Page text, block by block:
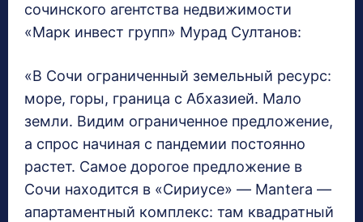
сочинского агентства недвижимости
«Марк инвест групп» Мурад Султанов:
«В Сочи ограниченный земельный ресурс:
море, горы, граница с Абхазией. Мало
земли. Видим ограниченное предложение,
а спрос начиная с пандемии постоянно
растет. Самое дорогое предложение в
Сочи находится в «Сириусе» — Mantera —
апартаментный комплекс: там квадратный